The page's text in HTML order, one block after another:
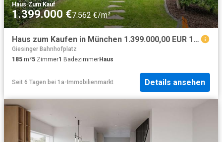
Haus·Zum Kauf
1.399.000 €7.562 €/m²
Haus zum Kaufen in München 1.399.000,00 EUR 185.18 m²
Giesinger Bahnhofplatz
185 m²5 Zimmer1 BadezimmerHaus
Seit 6 Tagen bei 1a-Immobilienmarkt Details ansehen